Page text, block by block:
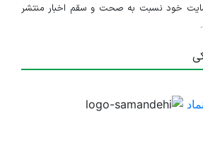
سایت خود نسبت به صحت و سقم اخبار منتشر